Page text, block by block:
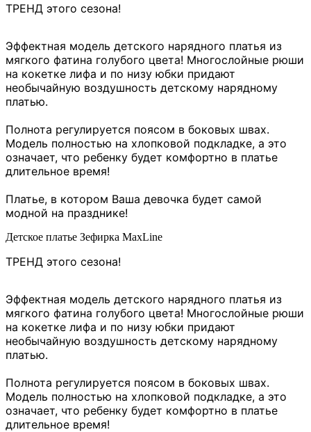
ТРЕНД этого сезона!
Эффектная модель детского нарядного платья из
мягкого фатина голубого цвета! Многослойные рюши
на кокетке лифа и по низу юбки придают
необычайную воздушность детскому нарядному
платью.
Полнота регулируется поясом в боковых швах.
Модель полностью на хлопковой подкладке, а это
означает, что ребенку будет комфортно в платье
длительное время!
Платье, в котором Ваша девочка будет самой
модной на празднике!
Детское платье Зефирка MaxLine
ТРЕНД этого сезона!
Эффектная модель детского нарядного платья из
мягкого фатина голубого цвета! Многослойные рюши
на кокетке лифа и по низу юбки придают
необычайную воздушность детскому нарядному
платью.
Полнота регулируется поясом в боковых швах.
Модель полностью на хлопковой подкладке, а это
означает, что ребенку будет комфортно в платье
длительное время!